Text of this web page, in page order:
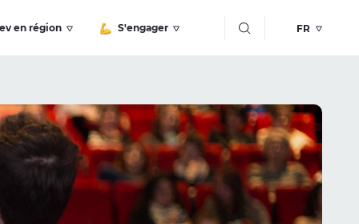
en région S'engager Bouton recherche